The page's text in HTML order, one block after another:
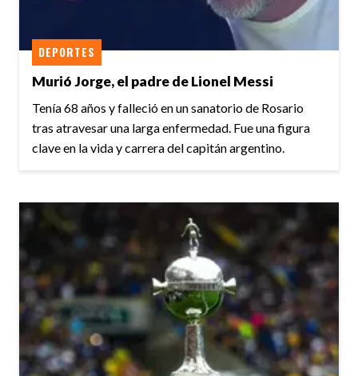
Murió Jorge, el padre de Lionel Messi
DEPORTES
Tenía 68 años y falleció en un sanatorio de Rosario
tras atravesar una larga enfermedad. Fue una figura
clave en la vida y carrera del capitán argentino.